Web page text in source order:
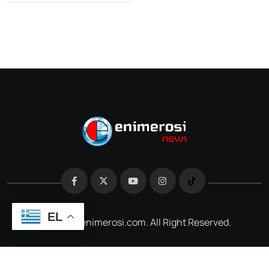
@2026 e-enimerosi.com. All Right Reserved.
EL